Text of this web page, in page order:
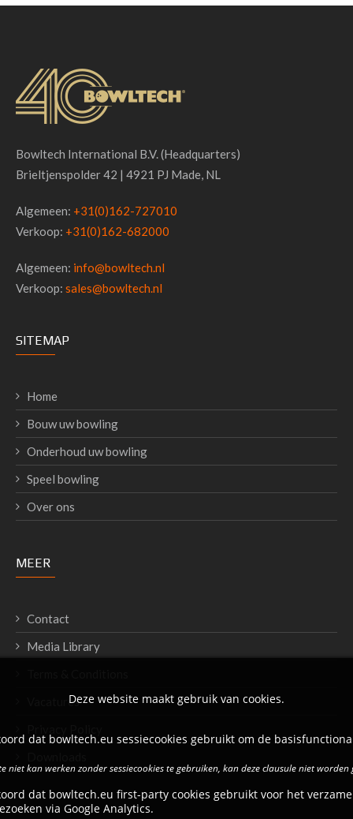
Bowltech International B.V. (Headquarters)
Brieltjenspolder 42 | 4921 PJ Made, NL
Algemeen: +31(0)162-727010
Verkoop: +31(0)162-682000
Algemeen: info@bowltech.nl
Verkoop: sales@bowltech.nl
SITEMAP
Home
Bouw uw bowling
Onderhoud uw bowling
Speel bowling
Over ons
MEER
Contact
Media Library
VacaturesDeze website maakt gebruik van cookies.
dat bowltech.eu sessiecookies gebruikt om de
niet kan werken zonder sessiecookies te gebruiken, kan deze clausule niet worden
dat bowltech.eu first-party cookies gebruikt voor het
via Google Analytics.